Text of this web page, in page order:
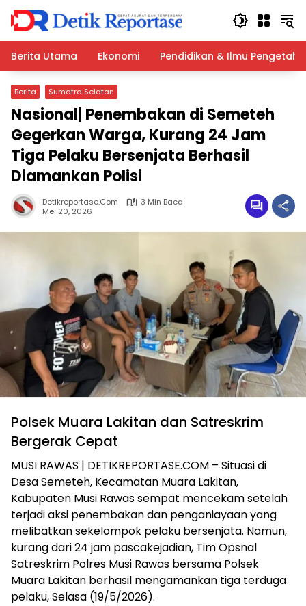
Langsung
konten
Berita Utama
Ekonomi Pendidikan & Ilmu
Berita Sumatra Selatan
Nasional| Penembakan di Semeteh
Gegerkan Warga, Kurang 24 Jam
Tiga Pelaku Bersenjata Berhasil
Diamankan Polisi
Detikreportase.com
3 Min Baca
Mei 20, 2026
Polsek Muara Lakitan dan Satreskrim
Bergerak Cepat
MUSI RAWAS | DETIKREPORTASE.COM – Situasi di
Desa Semeteh, Kecamatan Muara Lakitan,
Kabupaten Musi Rawas sempat mencekam setelah
terjadi aksi penembakan dan penganiayaan yang
melibatkan sekelompok pelaku bersenjata. Namun,
kurang dari 24 jam pascakejadian, Tim Opsnal
Satreskrim Polres Musi Rawas bersama Polsek
Muara Lakitan berhasil mengamankan tiga terduga
pelaku, Selasa (19/5/2026).